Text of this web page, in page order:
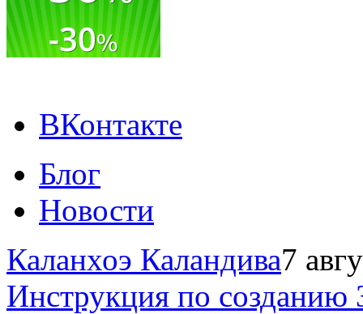
ВКонтакте
Блог
Новости
Каланхоэ Каландива7
Инструкция по созданию